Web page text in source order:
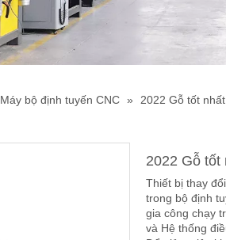
Máy bộ định tuyến CNC » 2022 Gỗ tốt
2022 Gỗ tốt
Thiết bị thay
trong bộ định
gia công chạy
và Hệ thống